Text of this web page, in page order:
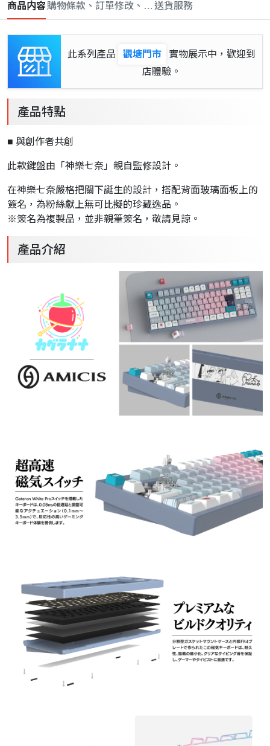
商品内容購物條款、訂單修改、取消與退款政策
送貨服務
此系列產品 觀塘門市
實物展示中，歡迎到
店體驗。
產品特點
■ 與創作者共創
此款鍵盤由「神樂七奈」親自監修設計。
在神樂七奈嚴格把關下誕生的設計，搭配背面玻璃面板上的
簽名，為粉絲獻上無可比擬的珍藏逸品。
※簽名為複製品，並非親筆簽名，敬請見諒。
產品介紹